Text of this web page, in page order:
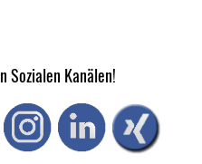
Sozialen Kanälen!